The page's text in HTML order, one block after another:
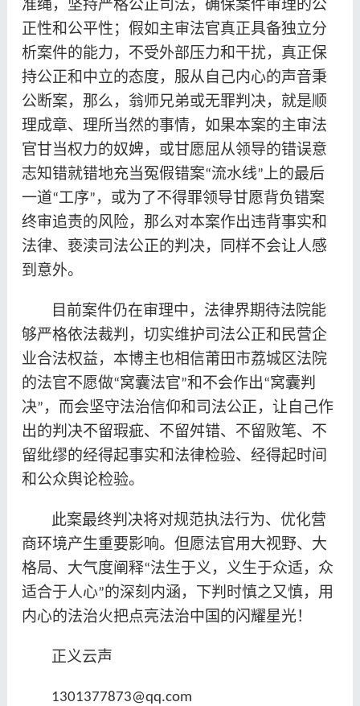
准绳，坚持严格公正司法，确保案件审理的公
正性和公平性；假如主审法官真正具备独立分
析案件的能力，不受外部压力和干扰，真正保
持公正和中立的态度，服从自己内心的声音秉
公断案，那么，翁师兄弟或无罪判决，就是顺
理成章、理所当然的事情，如果本案的主审法
官甘当权力的奴婢，或甘愿屈从领导的错误意
志知错就错地充当冤假错案“流水线” 上的最后
一道“工序” ，或为了不得罪领导甘愿背负错案
终审追责的风险，那么对本案作出违背事实和
法律、亵渎司法公正的判决，同样不会让人感
到意外。
目前案件仍在审理中，法律界期待法院能
够严格依法裁判，切实维护司法公正和民营企
业合法权益，本博主也相信莆田市荔城区法院
的法官不愿做“窝囊法官”和不会作出“窝囊判
决” ，而会坚守法治信仰和司法公正，让自己作
出的判决不留瑕疵、不留舛错、不留败笔、不
留纰缪的经得起事实和法律检验、经得起时间
和公众舆论检验。
此案最终判决将对规范执法行为、优化营
商环境产生重要影响。但愿法官用大视野、大
格局、大气度阐释“法生于义，义生于众适，众
适合于人心”的深刻内涵，下判时慎之又慎，用
内心的法治火把点亮法治中国的闪耀星光！
正义云声
1301377873@qq.com